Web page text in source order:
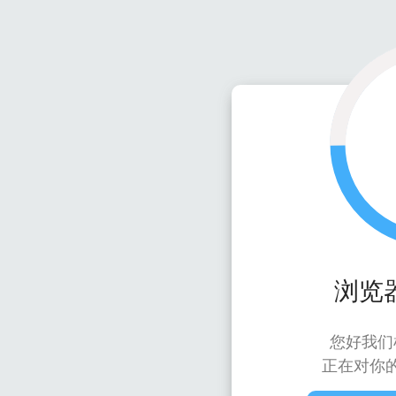
浏览
您好我
正在对你